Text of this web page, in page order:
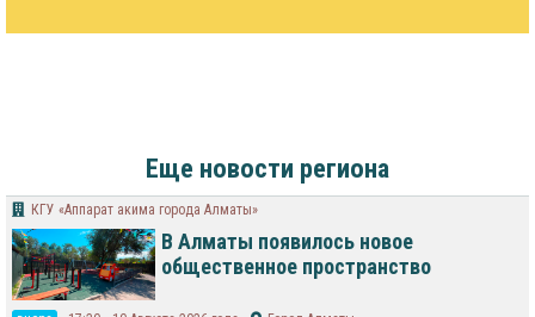
Еще новости региона
КГУ «Аппарат акима города Алматы»
В Алматы появилось новое
общественное пространство